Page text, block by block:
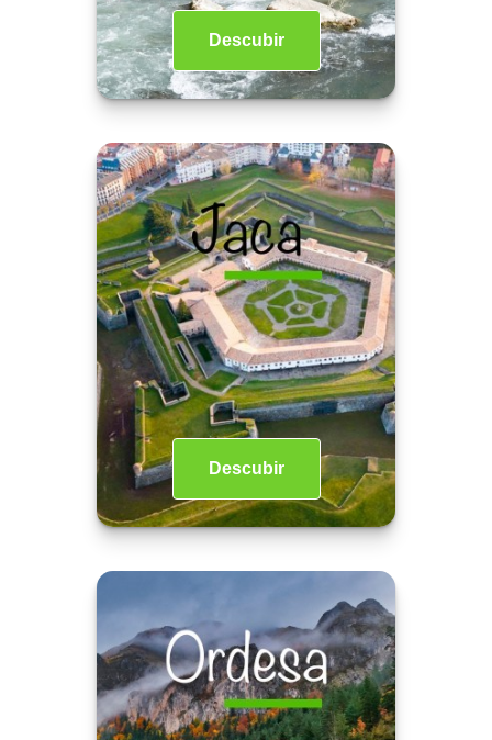
Descubir
Descubir